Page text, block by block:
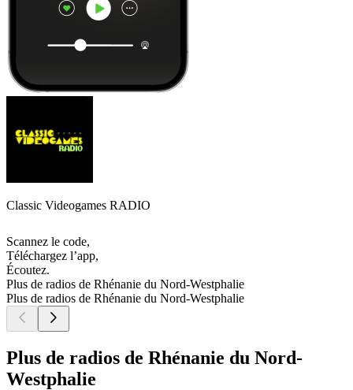
Classic Videogames RADIO
Scannez le code,
Téléchargez l’app,
Écoutez.
Plus de radios de Rhénanie du Nord-Westphalie
Plus de radios de Rhénanie du Nord-Westphalie
Plus de radios de Rhénanie du Nord-
Westphalie